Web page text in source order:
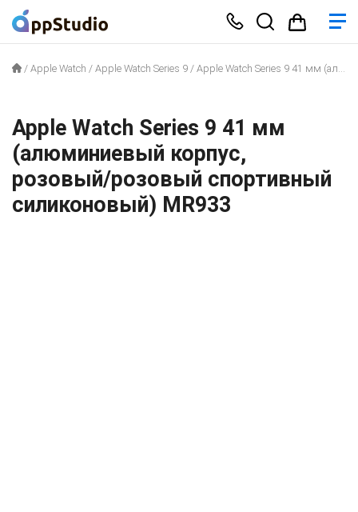
/ Apple Watch / Apple Watch Series 9 / Apple Watch Series 9 41 мм (алюминиевый корпус, розовый/розовый спортивный силиконовый) MR933
Apple Watch Series 9 41 мм
(алюминиевый корпус,
розовый/розовый спортивный
силиконовый) MR933